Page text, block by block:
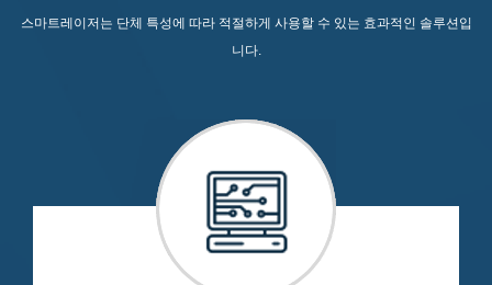
스마트레이저는 단체 특성에 따라 적절하게 사용할 수 있는 효과적인 솔루션입
니다.